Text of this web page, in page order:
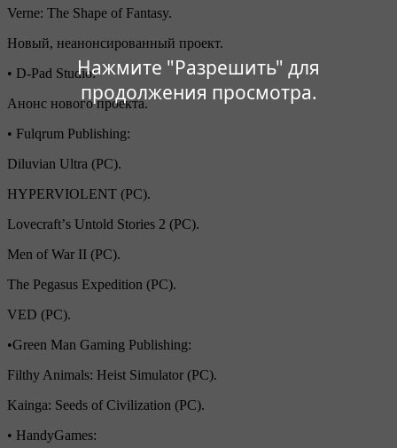
Нажмите "Разрешить" для
продолжения просмотра.
Verne: The Shape of Fantasy.
Новый, неанонсированный проект.
• D-Pad Studio:
Анонс нового проекта.
• Fulqrum Publishing:
Diluvian Ultra (PC).
HYPERVIOLENT (PC).
Lovecraftʼs Untold Stories 2 (PC).
Men of War II (PC).
The Pegasus Expedition (PC).
VED (PC).
•Green Man Gaming Publishing:
Filthy Animals: Heist Simulator (PC).
Kainga: Seeds of Civilization (PC).
• HandyGames: